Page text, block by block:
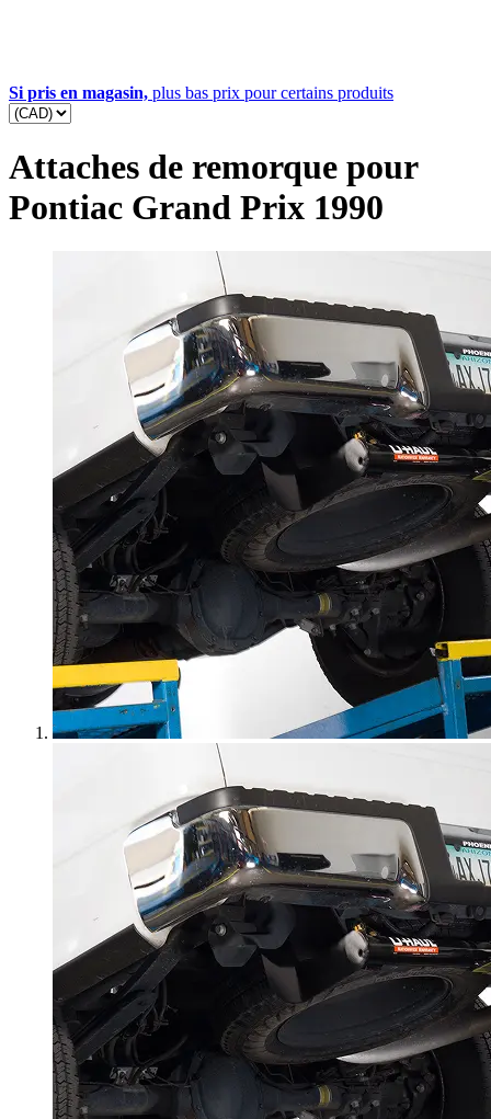
Si pris en magasin, plus bas prix pour certains produits
Attaches de remorque pour
Pontiac Grand Prix 1990